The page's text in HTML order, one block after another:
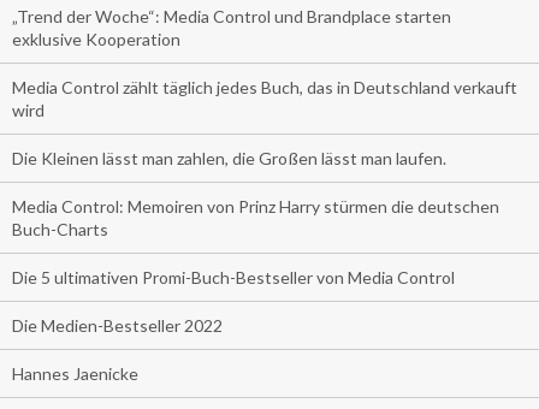
„Trend der Woche“: Media Control und Brandplace starten
exklusive Kooperation
Media Control zählt täglich jedes Buch, das in Deutschland verkauft
wird
Die Kleinen lässt man zahlen, die Großen lässt man laufen.
Media Control: Memoiren von Prinz Harry stürmen die deutschen
Buch-Charts
Die 5 ultimativen Promi-Buch-Bestseller von Media Control
Die Medien-Bestseller 2022
Hannes Jaenicke